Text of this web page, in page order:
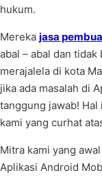
hukum.
Mereka jasa
abal – abal dan
merajalela di kota
jika ada masalah di
tanggung jawab!
kami yang curhat
Mitra kami yang
Aplikasi Android